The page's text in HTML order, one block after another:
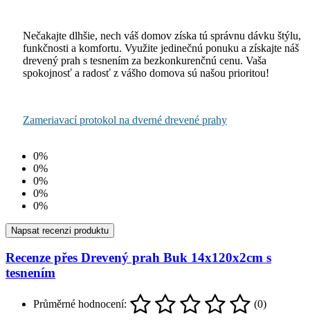
Nečakajte dlhšie, nech váš domov získa tú správnu dávku štýlu,
funkčnosti a komfortu. Využite jedinečnú ponuku a získajte náš
drevený prah s tesnením za bezkonkurenčnú cenu. Vaša
spokojnosť a radosť z vášho domova sú našou prioritou!
Zameriavací protokol na dverné drevené prahy
0%
0%
0%
0%
0%
Napsat recenzi produktu
Recenze přes Drevený prah Buk 14x120x2cm s
tesnením
Průměrné hodnocení: (0)